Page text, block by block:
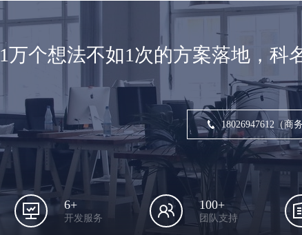
1万个想法不如1次的方案落地，科
18026947612（商
6+
开发服务
100+
团队支持